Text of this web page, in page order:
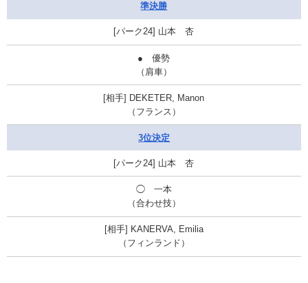
準決勝
山本 杏
● 優勢
（肩車）
DEKETER, Manon
（フランス）
3位決定
山本 杏
◯一本
（合わせ技）
KANERVA, Emilia
（フィンランド）